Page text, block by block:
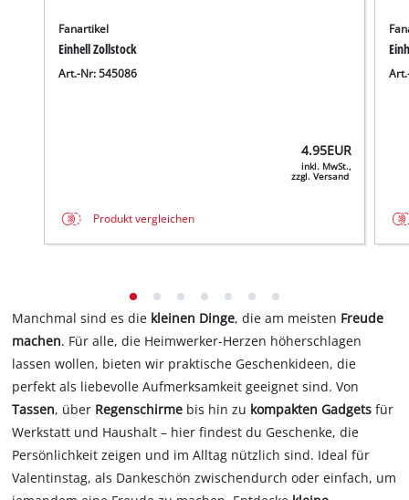
Fanartikel
Einhell Zollstock
Art.-Nr: 545086
4.95EUR
inkl. MwSt.,
zzgl. Versand
Produkt vergleichen
Manchmal sind es die kleinen Dinge, die am meisten Freude
machen. Für alle, die Heimwerker-Herzen höherschlagen
lassen wollen, bieten wir praktische Geschenkideen, die
perfekt als liebevolle Aufmerksamkeit geeignet sind. Von
Tassen, über Regenschirme bis hin zu kompakten Gadgetsfür
Werkstatt und Haushalt – hier findest du Geschenke, die
Persönlichkeit zeigen und im Alltag nützlich sind. Ideal für
Valentinstag, als Dankeschön zwischendurch oder einfach, um